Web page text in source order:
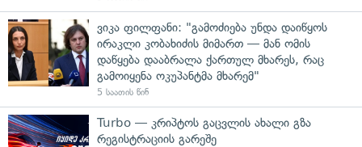
ვიკა ფილფანი: "გამოძიება უნდა დაიწყოს
ირაკლი კობახიძის მიმართ — მან ომის
დაწყება დააბრალა ქართულ მხარეს, რაც
გამოიყენა ოკუპანტმა მხარემ"
5 საათის წინ
Turbo — კრიპტოს გაცვლის ახალი გზა
რეგისტრაციის გარეშე